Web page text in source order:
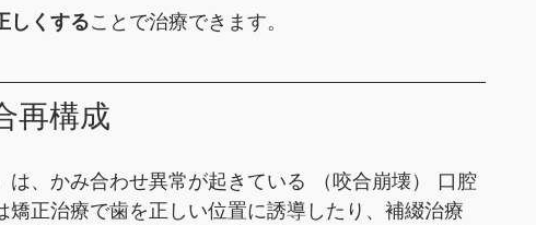
しくすることで治療できます。
再構成
、かみ合わせ異常が起きている （咬合崩壊） 口腔
正治療で歯を正しい位置に誘導したり、補綴治療